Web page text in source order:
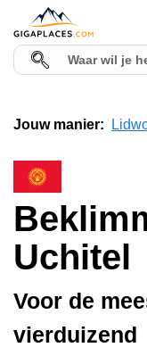
Jouw manier:
Uchitel
Voor de
vierduizend